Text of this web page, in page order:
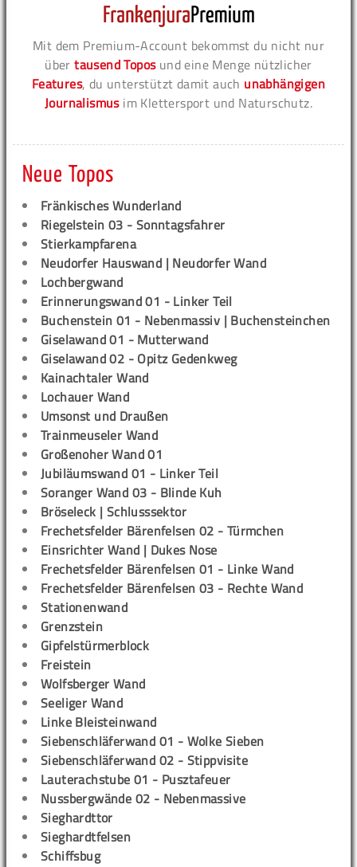
Mit dem Premium-Account bekommst du nicht nur
übertausend Toposund eine Menge nützlicher
Features, du unterstützt damit auch unabhängigen
Journalismusim Klettersport und Naturschutz.
Neue Topos
Fränkisches Wunderland
Riegelstein 03 - Sonntagsfahrer
Stierkampfarena
Neudorfer Hauswand | Neudorfer Wand
Lochbergwand
Erinnerungswand 01 - Linker Teil
Buchenstein 01 - Nebenmassiv | Buchensteinchen
Giselawand 01 - Mutterwand
Giselawand 02 - Opitz Gedenkweg
Kainachtaler Wand
Lochauer Wand
Umsonst und Draußen
Trainmeuseler Wand
Großenoher Wand 01
Jubiläumswand 01 - Linker Teil
Soranger Wand 03 - Blinde Kuh
Bröseleck | Schlusssektor
Frechetsfelder Bärenfelsen 02 - Türmchen
Einsrichter Wand | Dukes Nose
Frechetsfelder Bärenfelsen 01 - Linke Wand
Frechetsfelder Bärenfelsen 03 - Rechte Wand
Stationenwand
Grenzstein
Gipfelstürmerblock
Freistein
Wolfsberger Wand
Seeliger Wand
Linke Bleisteinwand
Siebenschläferwand 01 - Wolke Sieben
Siebenschläferwand 02 - Stippvisite
Lauterachstube 01 - Pusztafeuer
Nussbergwände 02 - Nebenmassive
Sieghardttor
Sieghardtfelsen
Schiffsbug